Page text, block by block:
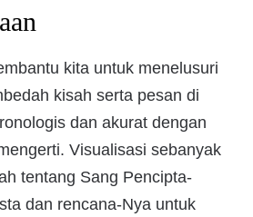
kita untuk menelusuri
kisah serta pesan di
dan akurat dengan
Visualisasi sebanyak
tentang Sang Pencipta-
dan rencana-Nya untuk